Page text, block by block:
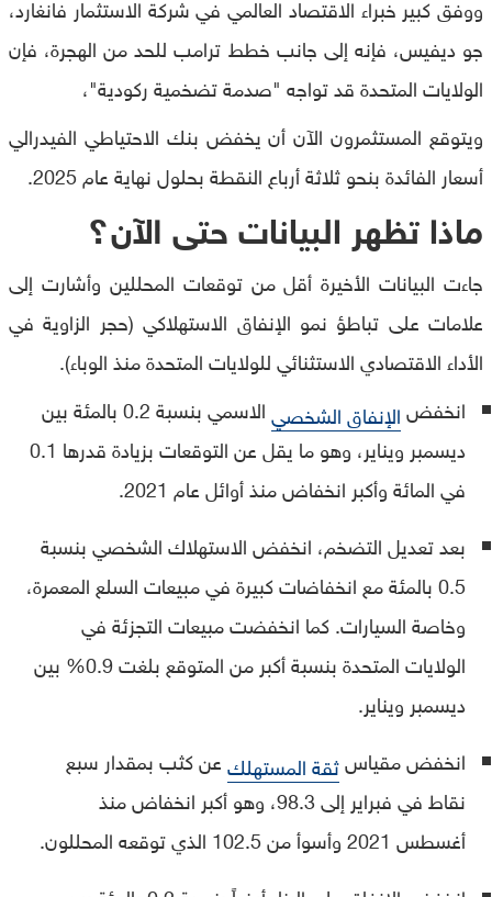
ووفق كبير خبراء الاقتصاد العالمي في شركة الاستثمار فانغارد،
جو ديفيس، فإنه إلى جانب خطط ترامب للحد من الهجرة، فإن
الولايات المتحدة قد تواجه "صدمة تضخمية ركودية"،
ويتوقع المستثمرون الآن أن يخفض بنك الاحتياطي الفيدرالي
أسعار الفائدة بنحو ثلاثة أرباع النقطة بحلول نهاية عام 2025.
ماذا تظهر البيانات حتى الآن؟
جاءت البيانات الأخيرة أقل من توقعات المحللين وأشارت إلى
علامات على تباطؤ نمو الإنفاق الاستهلاكي (حجر الزاوية في
الأداء الاقتصادي الاستثنائي للولايات المتحدة منذ الوباء).
انخفضالإنفاق الشخصي
الاسمي بنسبة 0.2 بالمئة بين
ديسمبر ويناير، وهو ما يقل عن التوقعات بزيادة قدرها 0.1
في المائة وأكبر انخفاض منذ أوائل عام 2021.
بعد تعديل التضخم، انخفض الاستهلاك الشخصي بنسبة
0.5 بالمئة مع انخفاضات كبيرة في مبيعات السلع المعمرة،
وخاصة السيارات. كما انخفضت مبيعات التجزئة في
الولايات المتحدة بنسبة أكبر من المتوقع بلغت 0.9% بين
ديسمبر ويناير.
انخفض مقياسثقة المستهلكعن كثب بمقدار سبع
نقاط في فبراير إلى 98.3، وهو أكبر انخفاض منذ
أغسطس 2021 وأسوأ من 102.5 الذي توقعه المحللون.